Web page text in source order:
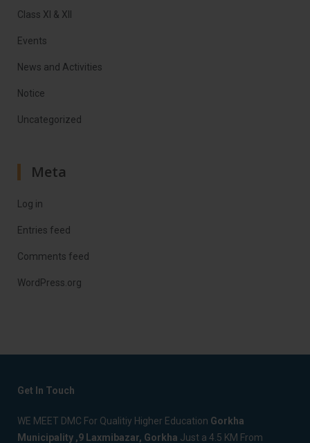
Class XI & XII
Events
News and Activities
Notice
Uncategorized
Meta
Log in
Entries feed
Comments feed
WordPress.org
Get In Touch
WE MEET DMC For Qualitiy Higher Education Gorkha
Municipality ,9 Laxmibazar, Gorkha Just a 4.5 KM From